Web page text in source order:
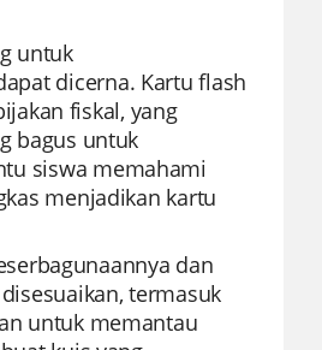
untuk
dicerna. Kartu flash
fiskal, yang
bagus untuk
siswa memahami
menjadikan kartu
dan
termasuk
untuk memantau